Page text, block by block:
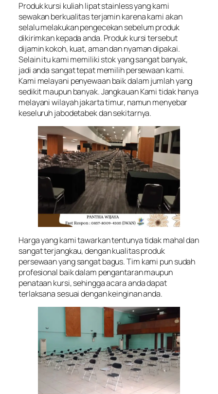
Produk kursi kuliah lipat stainless yang kami
sewakan berkualitas terjamin karena kami akan
selalu melakukan pengecekan sebelum produk
dikirimkan kepada anda. Produk kursi tersebut
dijamin kokoh, kuat, aman dan nyaman dipakai.
Selain itu kami memiliki stok yang sangat banyak,
jadi anda sangat tepat memilih persewaan kami.
Kami melayani penyewaan baik dalam jumlah yang
sedikit maupun banyak. Jangkauan Kami tidak hanya
melayani wilayah jakarta timur, namun menyebar
keseluruh jabodetabek dan sekitarnya.
Harga yang kami tawarkan tentunya tidak mahal dan
sangat terjangkau, dengan kualitas produk
persewaan yang sangat bagus. Tim kami pun sudah
profesional baik dalam pengantaran maupun
penataan kursi, sehingga acara anda dapat
terlaksana sesuai dengan keinginan anda.